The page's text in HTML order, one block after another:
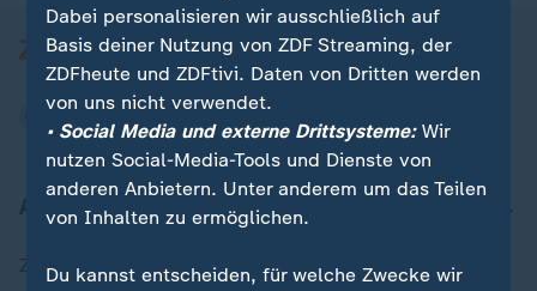
Aktuell bei ZDFheute
Zuletzt veröffentlicht
Dabei personalisieren wir ausschließlich auf
Basis deiner Nutzung von ZDF Streaming, der
ZDFheute und ZDFtivi. Daten von Dritten werden
von uns nicht verwendet.
• Social Media und externe Drittsysteme:Wir
nutzen Social-Media-Tools und Dienste von
anderen Anbietern. Unter anderem um das Teilen
von Inhalten zu ermöglichen.
Du kannst entscheiden, für welche Zwecke wir